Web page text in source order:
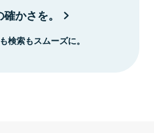
かさを。
検索もスムーズに。